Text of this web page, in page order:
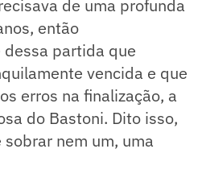
de uma profunda
então
partida que
vencida e que
erros na finalização, a
do Bastoni. Dito isso,
nem um, uma